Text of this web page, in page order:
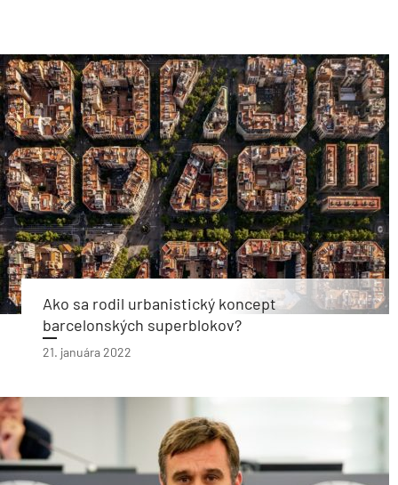
Ako sa rodil urbanistický koncept
barcelonských superblokov?
21. januára 2022